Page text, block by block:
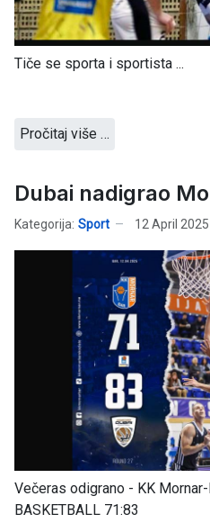
Tiče se sporta i sportista ...
Pročitaj više …
Dubai nadigrao
Kategorija: Sport 12 April 2025
Večeras odigrano - KK
BASKETBALL 71:83